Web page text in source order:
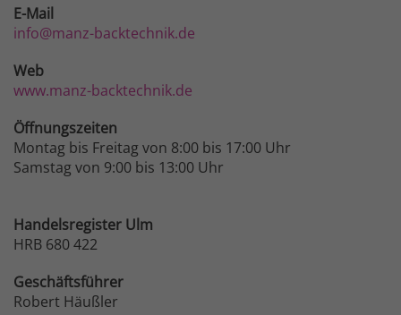
E-Mail
info@manz-backtechnik.de
Web
www.manz-backtechnik.de
Öffnungszeiten
Montag bis Freitag von 8:00 bis 17:00 Uhr
Samstag von 9:00 bis 13:00 Uhr
Handelsregister Ulm
HRB 680 422
Geschäftsführer
Robert Häußler